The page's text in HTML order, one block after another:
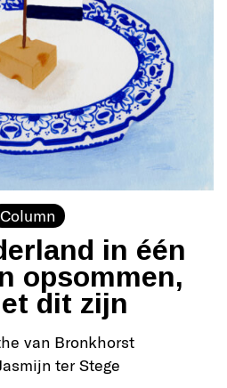
Column
in één
opsommen,
dit zijn
van Bronkhorst
ter Stege